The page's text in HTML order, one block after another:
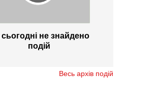
сьогодні не знайдено
подій
Весь архів подій